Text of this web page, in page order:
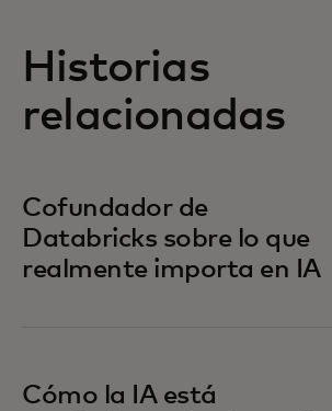
Historias
relacionadas
Cofundador de
Databricks sobre lo que
realmente importa en IA
Cómo la IA está